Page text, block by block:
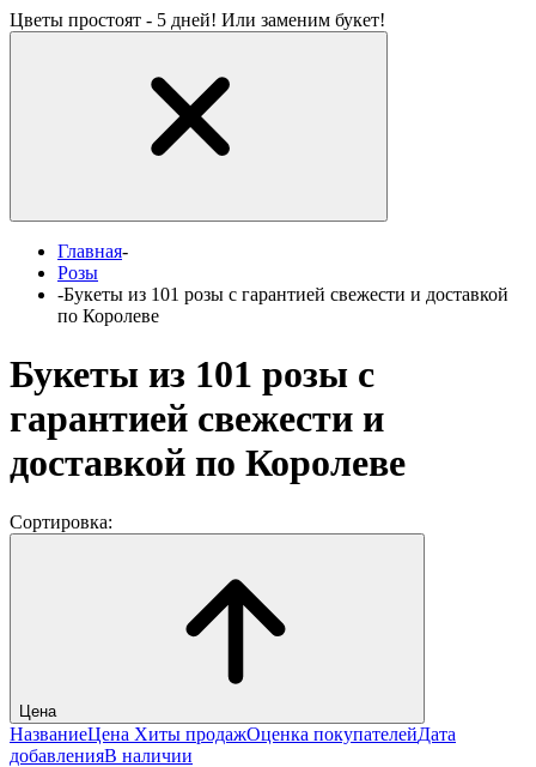
Цветы простоят - 5 дней! Или заменим букет!
Главная-
Розы
-Букеты из 101 розы с гарантией свежести и доставкой
по Королеве
Букеты из 101 розы с
гарантией свежести и
доставкой по Королеве
Сортировка:
Цена
НазваниеЦена Хиты продажОценка покупателейДата
добавленияВ наличии